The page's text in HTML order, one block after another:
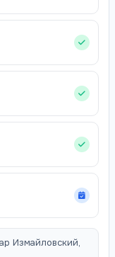
Измайловский,